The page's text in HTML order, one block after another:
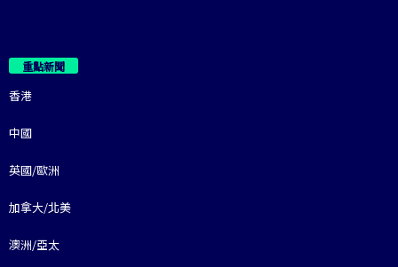
重點新聞
香港
中國
英國/歐洲
加拿大/北美
澳洲/亞太